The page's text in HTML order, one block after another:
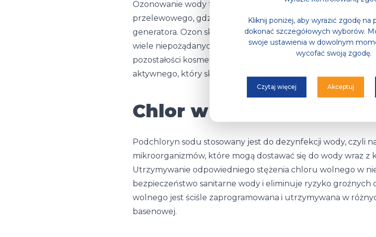
Ozonowanie wody to pierwszy etap jej uzdatniania. Woda
przelewowego, gdzie jest częściowo mieszana z ozonem
generatora. Ozon skutecznie zabija bakterie, wirusy i inne
wiele niepożądanych substancji, takich jak: zmyte z
pozostałości kosmetyków. Aby usunąć z wody ozon, woda
aktywnego, który skutecznie usuwa go wraz z
Chlor w wodzie?
Podchloryn sodu stosowany jest do dezynfekcji wody, czyli
mikroorganizmów, które mogą dostawać się do wody wraz z
Utrzymywanie odpowiedniego stężenia chloru wolnego w
bezpieczeństwo sanitarne wody i eliminuje ryzyko groźnych
wolnego jest ściśle zaprogramowana i utrzymywana w
basenowej.
Kliknij poniżej, aby wyrazić zgodę na
dokonać szczegółowych wyborów.
swoje ustawienia w dowolnym
wycofać swoją zgodę.
Czytaj więcej Akceptuj